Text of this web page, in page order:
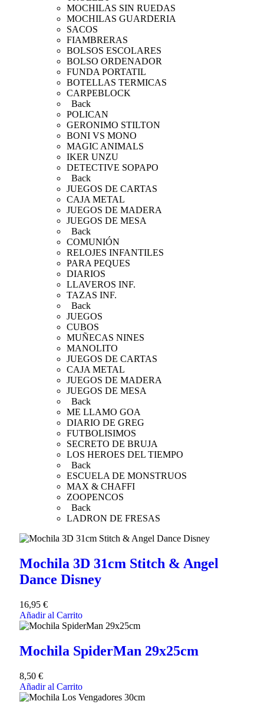
MOCHILAS SIN RUEDAS
MOCHILAS GUARDERIA
SACOS
FIAMBRERAS
BOLSOS ESCOLARES
BOLSO ORDENADOR
FUNDA PORTATIL
BOTELLAS TERMICAS
CARPEBLOCK
Back
POLICAN
GERONIMO STILTON
BONI VS MONO
MAGIC ANIMALS
IKER UNZU
DETECTIVE SOPAPO
Back
JUEGOS DE CARTAS
CAJA METAL
JUEGOS DE MADERA
JUEGOS DE MESA
Back
COMUNIÓN
RELOJES INFANTILES
PARA PEQUES
DIARIOS
LLAVEROS INF.
TAZAS INF.
Back
JUEGOS
CUBOS
MUÑECAS NINES
MANOLITO
JUEGOS DE CARTAS
CAJA METAL
JUEGOS DE MADERA
JUEGOS DE MESA
Back
ME LLAMO GOA
DIARIO DE GREG
FUTBOLISIMOS
SECRETO DE BRUJA
LOS HEROES DEL TIEMPO
Back
ESCUELA DE MONSTRUOS
MAX & CHAFFI
ZOOPENCOS
Back
LADRON DE FRESAS
Mochila 3D 31cm Stitch & Angel
Dance Disney
16,95 €
Añadir al Carrito
Mochila SpiderMan 29x25cm
8,50 €
Añadir al Carrito